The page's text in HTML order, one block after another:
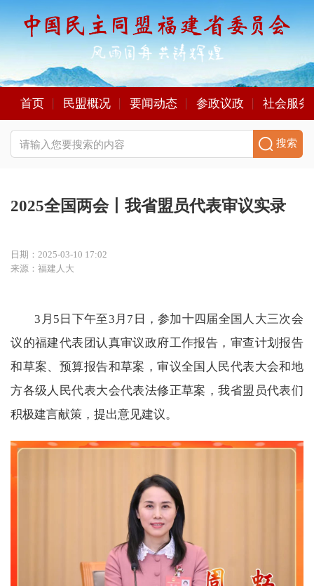
首页 民盟概况 要闻动态 参政议政 社会服务
搜索
2025全国两会丨我省盟员代表审议实录
日期：2025-03-10 17:02
来源：福建人大
3月5日下午至3月7日，参加十四届全国人大三次会
议的福建代表团认真审议政府工作报告，审查计划报告
和草案、预算报告和草案，审议全国人民代表大会和地
方各级人民代表大会代表法修正草案，我省盟员代表们
积极建言献策，提出意见建议。